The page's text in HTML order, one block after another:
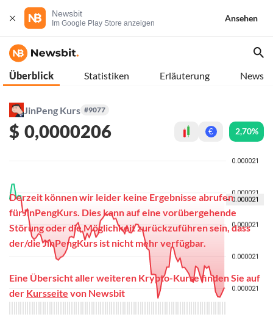
Newsbit
Im Google Play Store anzeigen
Ansehen
Überblick Statistiken Erläuterung News
JinPeng Kurs #9077
$ 0,0000206 € 2,70%
Derzeit können wir leider keine Ergebnisse abrufen
fürJinPengKurs. Dies kann auf eine vorübergehende
Störung oder die Möglichkeit zurückzuführen sein, dass
der/die JinPengKurs ist nicht mehr verfügbar.
Eine Übersicht aller weiteren Krypto-Kurse finden Sie auf
der Kursseite von Newsbit